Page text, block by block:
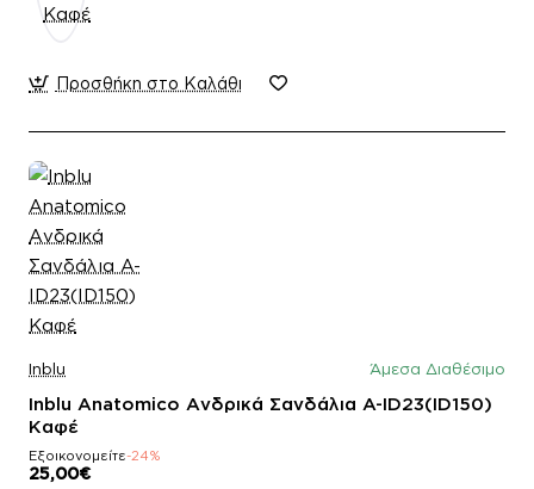
Προσθήκη στο Καλάθι
Inblu Άμεσα Διαθέσιμο
Inblu Anatomico Ανδρικά Σανδάλια A-ID23(ID150)
Καφέ
Εξοικονομείτε-24%
25,00€